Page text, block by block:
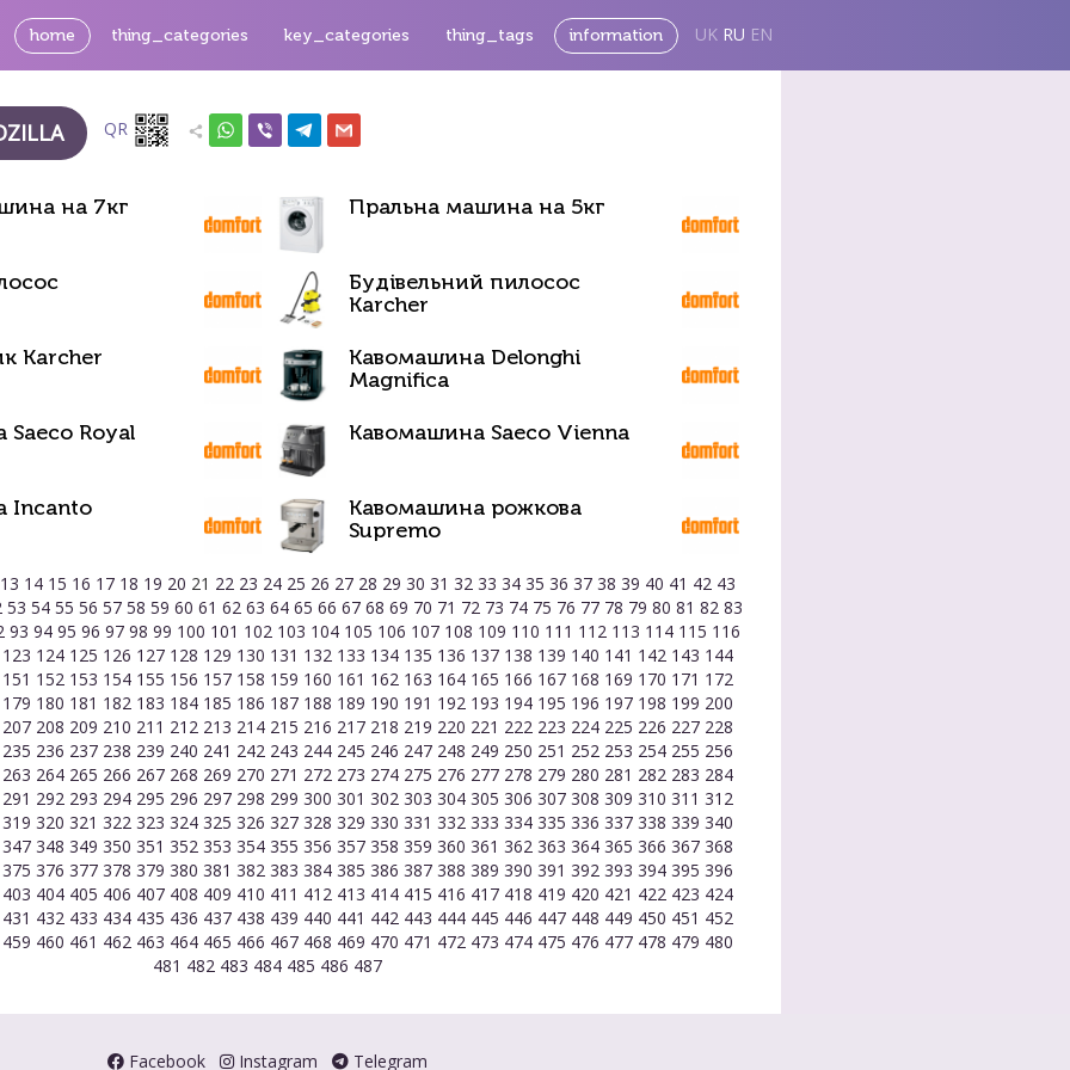
home thing_categories key_categories thing_tags information UK RU EN
QR
на 7кг Пральна машина на 5кг
Будівельний пилосос
Karcher
Karcher
Кавомашина Delonghi
Magnifica
Royal
Кавомашина Saeco Vienna
Incanto
Кавомашина рожкова
Supremo
13 14 15 16 17 18 19 20 21 22 23 24 25 26 27 28 29 30 31 32 33 34 35 36 37 38 39 40 41 42 43
53 54 55 56 57 58 59 60 61 62 63 64 65 66 67 68 69 70 71 72 73 74 75 76 77 78 79 80 81 82 83
93 94 95 96 97 98 99 100 101 102 103 104 105 106 107 108 109 110 111 112 113 114 115 116
123 124 125 126 127 128 129 130 131 132 133 134 135 136 137 138 139 140 141 142 143 144
151 152 153 154 155 156 157 158 159 160 161 162 163 164 165 166 167 168 169 170 171 172
179 180 181 182 183 184 185 186 187 188 189 190 191 192 193 194 195 196 197 198 199 200
207 208 209 210 211 212 213 214 215 216 217 218 219 220 221 222 223 224 225 226 227 228
235 236 237 238 239 240 241 242 243 244 245 246 247 248 249 250 251 252 253 254 255 256
263 264 265 266 267 268 269 270 271 272 273 274 275 276 277 278 279 280 281 282 283 284
291 292 293 294 295 296 297 298 299 300 301 302 303 304 305 306 307 308 309 310 311 312
319 320 321 322 323 324 325 326 327 328 329 330 331 332 333 334 335 336 337 338 339 340
347 348 349 350 351 352 353 354 355 356 357 358 359 360 361 362 363 364 365 366 367 368
375 376 377 378 379 380 381 382 383 384 385 386 387 388 389 390 391 392 393 394 395 396
403 404 405 406 407 408 409 410 411 412 413 414 415 416 417 418 419 420 421 422 423 424
431 432 433 434 435 436 437 438 439 440 441 442 443 444 445 446 447 448 449 450 451 452
459 460 461 462 463 464 465 466 467 468 469 470 471 472 473 474 475 476 477 478 479 480
481 482 483 484 485 486 487
Facebook Instagram Telegram